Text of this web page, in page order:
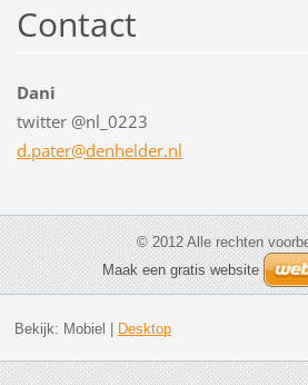
Contact
Dani
twitter @nl_0223
d.pater@denhelder.nl
© 2012 Alle rechten
Maak een gratis website
Bekijk: Mobiel Desktop